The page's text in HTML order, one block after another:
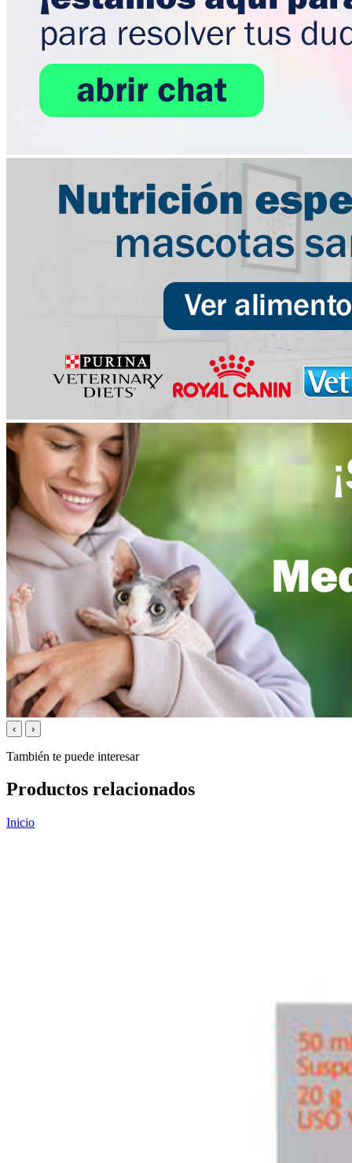
‹ ›
También te puede interesar
Productos relacionados
Inicio